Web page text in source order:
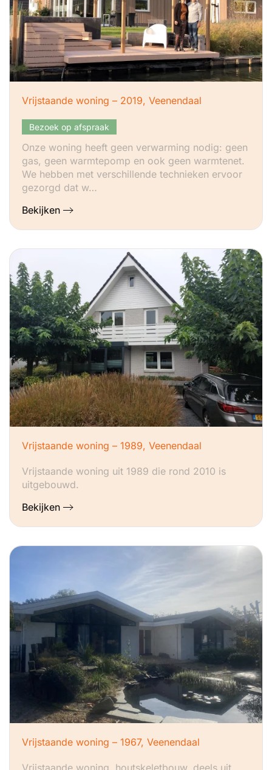
Vrijstaande woning – 2019, Veenendaal
Bezoek op afspraak
Onze woning heeft geen verwarming nodig: geen
gas, geen warmtepomp en ook geen warmtenet.
We hebben met verschillende technieken ervoor
gezorgd dat w…
Bekijken
Vrijstaande woning – 1989, Veenendaal
Vrijstaande woning uit 1989 die rond 2010 is
uitgebouwd.
Bekijken
Vrijstaande woning – 1967, Veenendaal